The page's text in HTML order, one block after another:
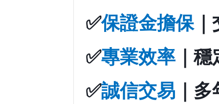
✅保證金擔保｜
✅專業效率 ｜
✅誠信交易 ｜